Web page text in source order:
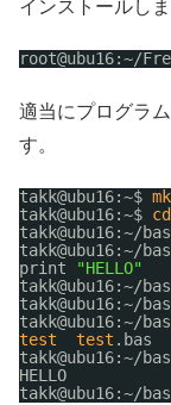
インストールしま
root@ubu16:~/
適当にプログラ
す。
takk@ubu16:~$
takk@ubu16:~$ cd
takk@ubu16:~/
takk@ubu16:~/
print
"HELLO"
takk@ubu16:~/
takk@ubu16:~/
takk@ubu16:~/
test
test .bas
takk@ubu16:~/
HELLO
takk@ubu16:~/